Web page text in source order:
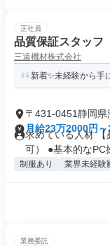
正社員
品質保証スタッフ
三遠機材株式会社
新着✨未経験から手
〒431-0451静岡県
月給23万2000円
求めている人材 【
可） ●基本的なPC
制服あり 業界未経験
業務委託